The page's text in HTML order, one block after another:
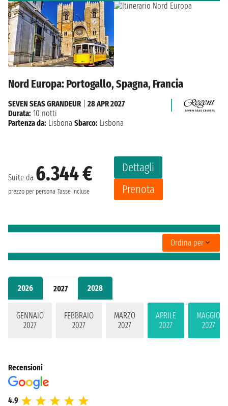
2026 2027 2028
GENNAIO
2027
FEBBRAIO
2027
MARZO
2027
APRILE
2027
MAGGIO
2027
Nord Europa: Portogallo, Spagna, Francia
Suite da 6.344 €
prezzo per persona Tasse incluse
Dettagli
Prenota
SEVEN SEAS GRANDEUR| 28 APR 2027
Durata: 10 notti
Partenza da: Lisbona Sbarco: Lisbona
Ordina per
Recensioni
4.9